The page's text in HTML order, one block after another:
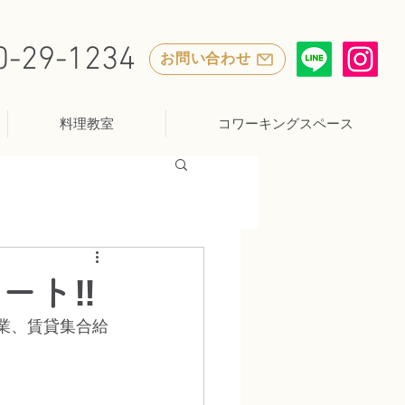
29-1234 お問い合わせ
料理教室 コワーキングスペース
ト‼
、賃貸集合給